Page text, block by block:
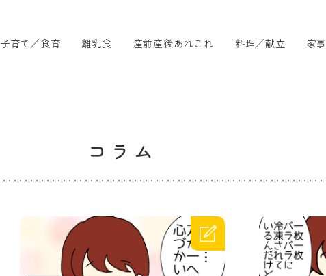
子育て／食育 離乳食 産前産後あれこれ 料理／献立 家事
コラム